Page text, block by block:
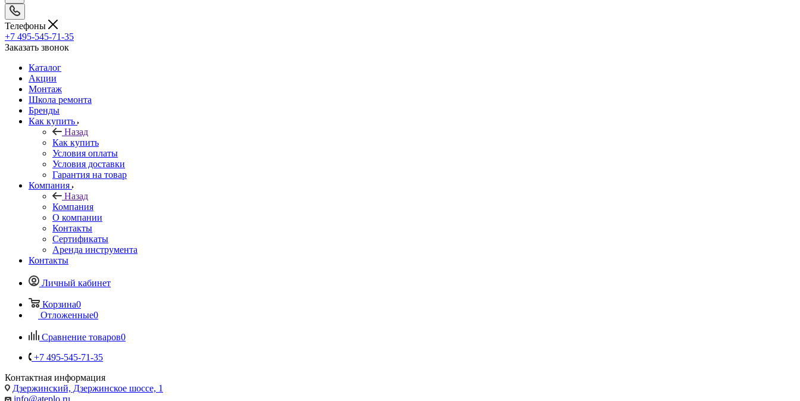
Телефоны
+7 495-545-71-35
Заказать звонок
Каталог
Акции
Монтаж
Школа ремонта
Бренды
Как купить
Назад
Как купить
Условия оплаты
Условия доставки
Гарантия на товар
Компания
Назад
Компания
О компании
Контакты
Сертификаты
Аренда инструмента
Контакты
Личный кабинет
Корзина0
Отложенные0
Сравнение товаров0
+7 495-545-71-35
Контактная информация
Дзержинский, Дзержинское шоссе, 1
info@ateplo.ru